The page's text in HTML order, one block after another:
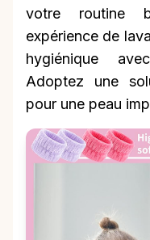
votre routine
expérience de
hygiénique
Adoptez une
pour une peau